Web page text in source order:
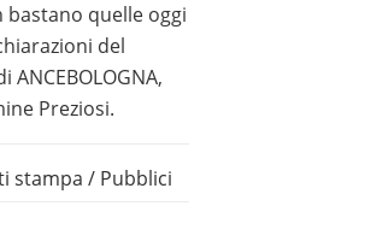
bastano quelle oggi
del
ANCEBOLOGNA,
Preziosi.
stampa / Pubblici